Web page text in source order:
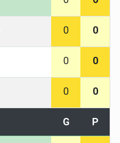
0 0
0 0
0 0
G P